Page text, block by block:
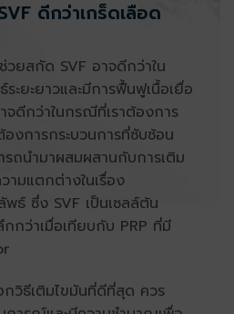
ดีกว่าเกร็ดเลือด
ยสกัด SVF อาจดีกว่าใน
ยะยาวและมีการฟื้นฟูเนื้อเยื่อ
ดีกว่าในกรณีที่เราต้องการ
องการกระบวนการที่ซับซ้อน
รถนำมาผสมผสานกับการเติม
ามแตกต่างในเรื่อง
ธ์ ซึ่ง SVF เป็นเซลล์ต้น
กว่าเมื่อเทียบกับ PRP ที่มี
กวิธีเติมไขมันที่ดีที่สุด ควร